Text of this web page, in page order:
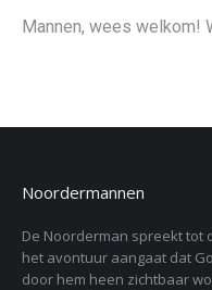
Mannen, wees welkom!
Noordermannen
De Noorderman spreekt tot
het avontuur aangaat dat
door hem heen zichtbaar